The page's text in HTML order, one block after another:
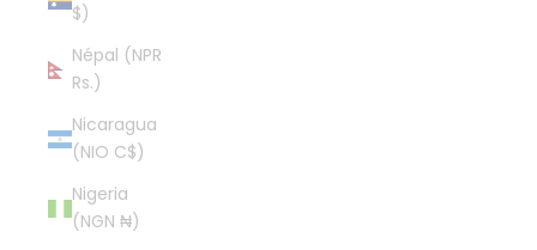
$)
Népal (NPR
Rs.)
Nicaragua
(NIO C$)
Nigeria
(NGN ₦)